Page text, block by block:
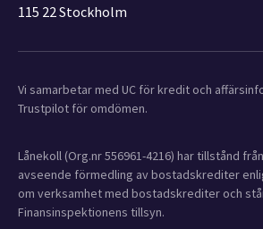
115 22 Stockholm
Vi samarbetar med UC för kredit och
Trustpilot för omdömen.
Lånekoll (Org.nr 556961-4216) har tillstånd
avseende förmedling av bostadskrediter
om verksamhet med bostadskrediter och
Finansinspektionens tillsyn.